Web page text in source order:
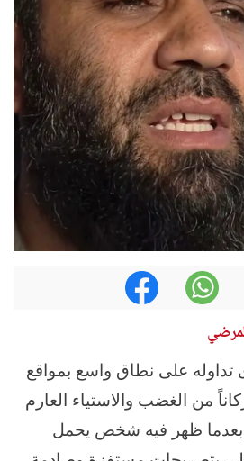
على نطاق واسع بمواقع
من الغضب والاستياء العارم
بعدما ظهر فيه شخص يحمل